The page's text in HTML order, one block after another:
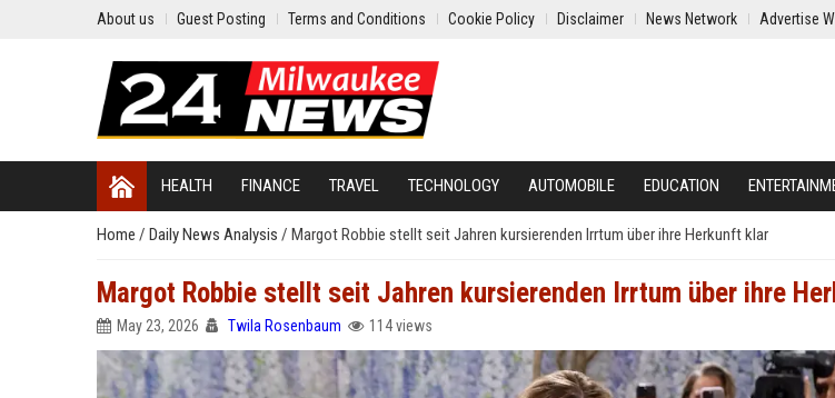
About us Guest Posting Terms and Conditions Cookie Policy Disclaimer News Network Advertise
HEALTH FINANCE TRAVEL TECHNOLOGY AUTOMOBILE EDUCATION
Home / Daily News Analysis / Margot Robbie stellt seit Jahren kursierenden Irrtum über ihre Herkunft klar
Margot Robbie stellt seit Jahren kursierenden Irrtum über ihre
May 23, 2026 Twila Rosenbaum 114 views